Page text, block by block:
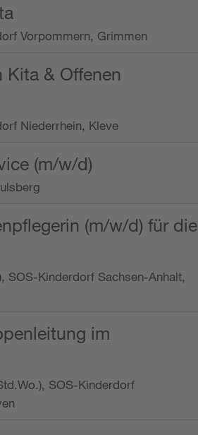
Vorpommern, Grimmen
& Offenen
Niederrhein, Kleve
(m/w/d)
(m/w/d) für die
SOS-Kinderdorf Sachsen-Anhalt,
im
SOS-Kinderdorf